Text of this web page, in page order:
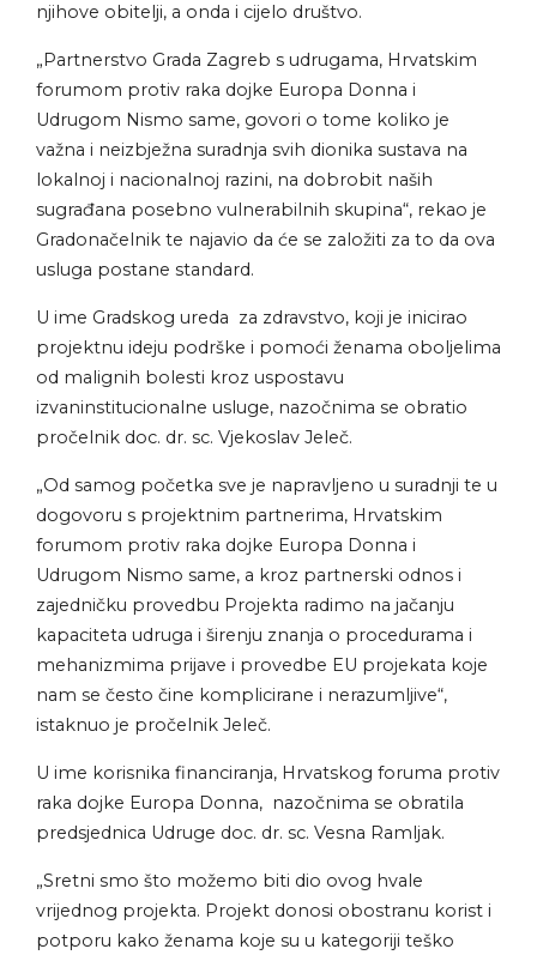
njihove obitelji, a onda i cijelo društvo.
„Partnerstvo Grada Zagreb s udrugama, Hrvatskim
forumom protiv raka dojke Europa Donna i
Udrugom Nismo same, govori o tome koliko je
važna i neizbježna suradnja svih dionika sustava na
lokalnoj i nacionalnoj razini, na dobrobit naših
sugrađana posebno vulnerabilnih skupina“, rekao je
Gradonačelnik te najavio da će se založiti za to da ova
usluga postane standard.
U ime Gradskog ureda za zdravstvo, koji je inicirao
projektnu ideju podrške i pomoći ženama oboljelima
od malignih bolesti kroz uspostavu
izvaninstitucionalne usluge, nazočnima se obratio
pročelnik doc. dr. sc. Vjekoslav Jeleč.
„Od samog početka sve je napravljeno u suradnji te u
dogovoru s projektnim partnerima, Hrvatskim
forumom protiv raka dojke Europa Donna i
Udrugom Nismo same, a kroz partnerski odnos i
zajedničku provedbu Projekta radimo na jačanju
kapaciteta udruga i širenju znanja o procedurama i
mehanizmima prijave i provedbe EU projekata koje
nam se često čine komplicirane i nerazumljive“,
istaknuo je pročelnik Jeleč.
U ime korisnika financiranja, Hrvatskog foruma protiv
raka dojke Europa Donna, nazočnima se obratila
predsjednica Udruge doc. dr. sc. Vesna Ramljak.
„Sretni smo što možemo biti dio ovog hvale
vrijednog projekta. Projekt donosi obostranu korist i
potporu kako ženama koje su u kategoriji teško